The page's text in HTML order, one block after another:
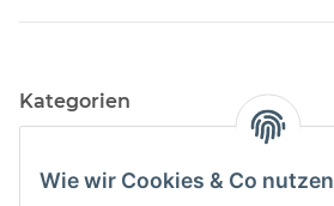
Wie wir Cookies & Co nutzen
Kategorien